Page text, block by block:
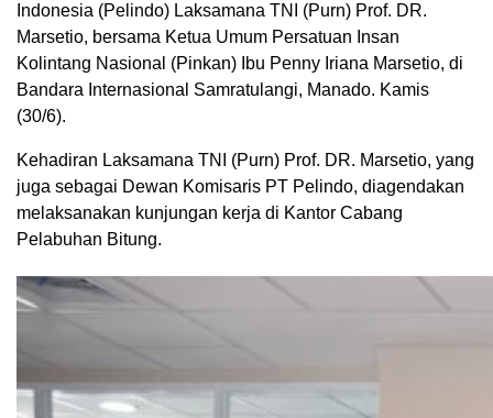
Indonesia (Pelindo) Laksamana TNI (Purn) Prof. DR.
Marsetio, bersama Ketua Umum Persatuan Insan
Kolintang Nasional (Pinkan) Ibu Penny Iriana Marsetio, di
Bandara Internasional Samratulangi, Manado. Kamis
(30/6).
Kehadiran Laksamana TNI (Purn) Prof. DR. Marsetio, yang
juga sebagai Dewan Komisaris PT Pelindo, diagendakan
melaksanakan kunjungan kerja di Kantor Cabang
Pelabuhan Bitung.